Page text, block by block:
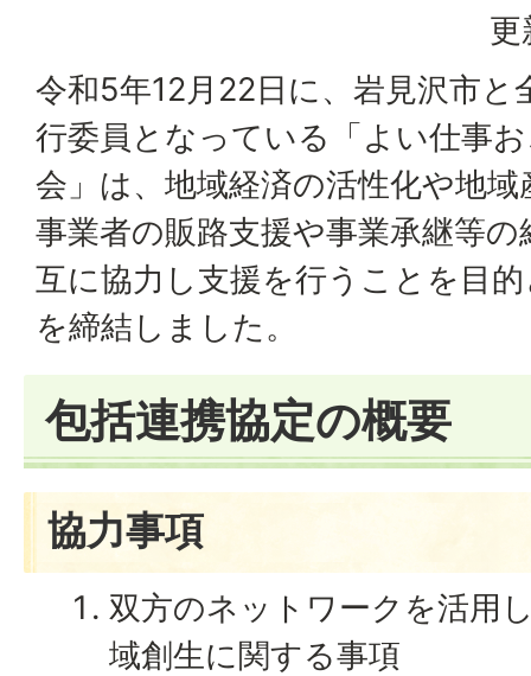
更
令和5年12月22日に、岩見沢市
行委員となっている「よい仕事
会」は、地域経済の活性化や地
事業者の販路支援や事業承継等
互に協力し支援を行うことを目
を締結しました。
包括連携協定の概要
協力事項
双方のネットワークを活用
域創生に関する事項